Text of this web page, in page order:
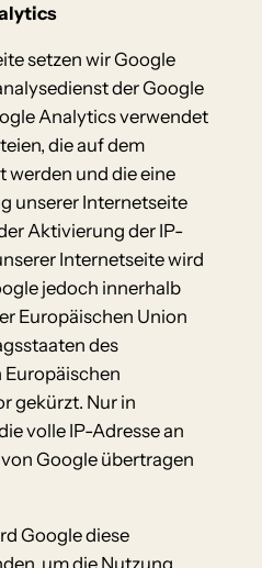
setzen wir Google
der Google
Analytics verwendet
die auf dem
werden und die eine
unserer Internetseite
Aktivierung der IP-
Internetseite wird
jedoch innerhalb
Europäischen Union
des
gekürzt. Nur in
volle IP-Adresse an
Google übertragen
Google diese